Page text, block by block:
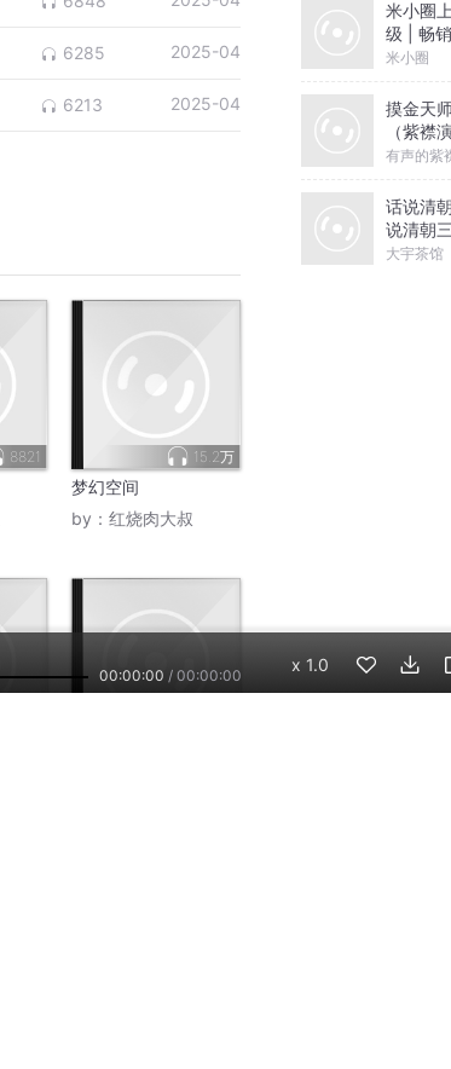
6285 2025-04
6213 2025-04
8821 15.2万
梦幻空间
by： 红烧肉大叔
米小圈
级 | 畅
米小圈
摸金天
（紫襟
有声的紫
话说清
说清朝
尔哈赤
大宇茶馆
00:00:00 / 00:00:00
x 1.0